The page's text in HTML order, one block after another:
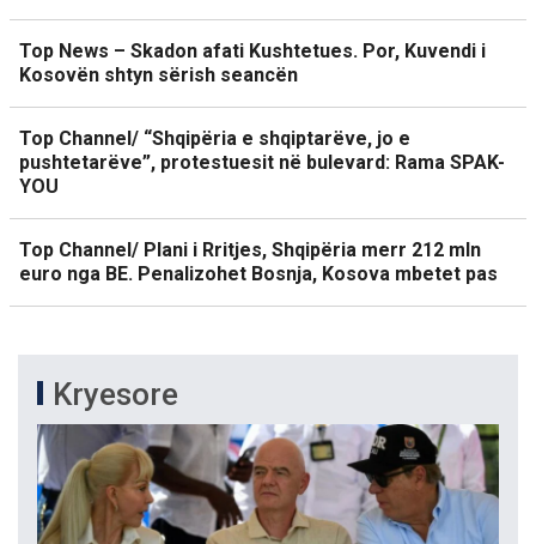
Top News – Skadon afati Kushtetues. Por, Kuvendi i
Kosovën shtyn sërish seancën
Top Channel/ “Shqipëria e shqiptarëve, jo e
pushtetarëve”, protestuesit në bulevard: Rama SPAK-
YOU
Top Channel/ Plani i Rritjes, Shqipëria merr 212 mln
euro nga BE. Penalizohet Bosnja, Kosova mbetet pas
Kryesore